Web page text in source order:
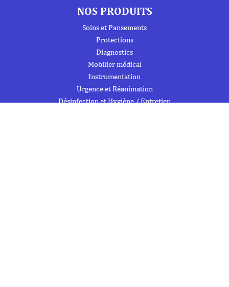
NOS PRODUITS
Soins et Pansements
Protections
Diagnostics
Mobilier médical
Instrumentation
Urgence et Réanimation
Désinfection et Hygiène / Entretien